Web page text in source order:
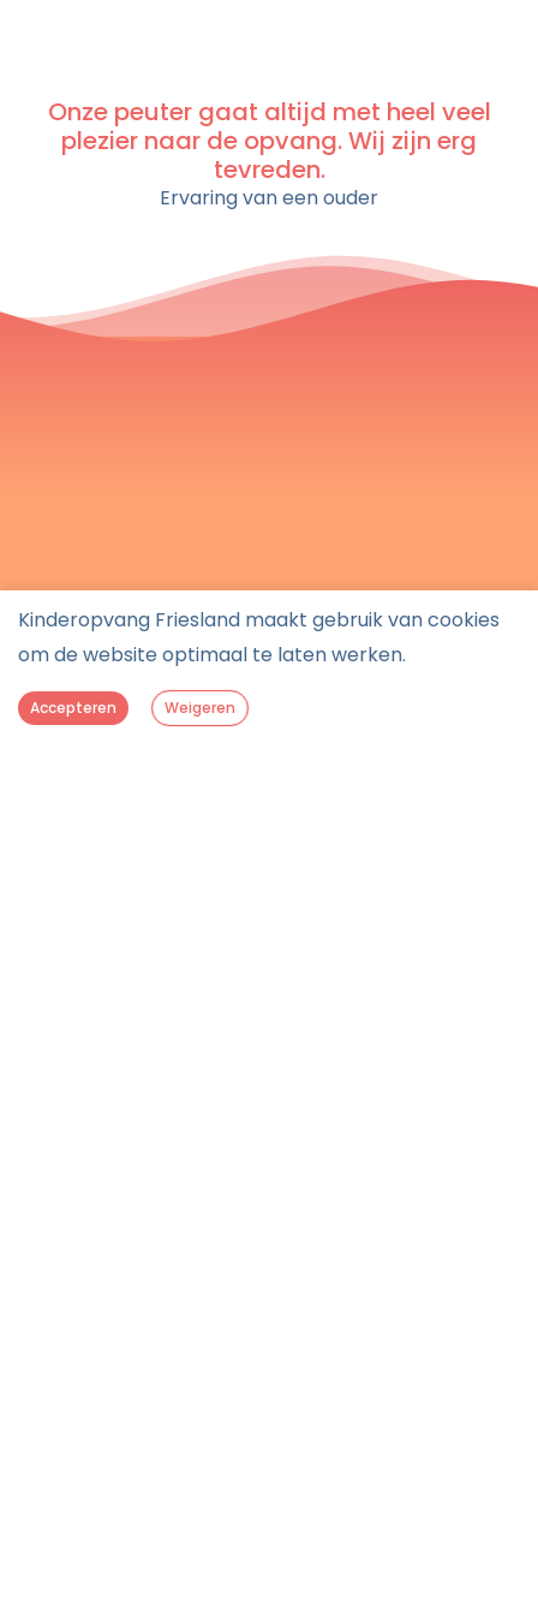
Onze peuter gaat altijd met heel veel
plezier naar de opvang. Wij zijn erg
tevreden.
Ervaring van een ouder
Kinderopvang Friesland maakt gebruik van cookies
om de website optimaal te laten werken.
Accepteren Weigeren